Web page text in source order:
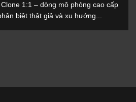
1:1 – dòng mô phỏng cao cấp
biệt thật giả và xu hướng...